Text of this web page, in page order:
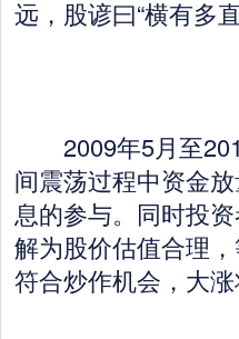
远，股谚曰“横有多
2009年5月至
间震荡过程中资金
息的参与。同时投
解为股价估值合理
符合炒作机会，大涨